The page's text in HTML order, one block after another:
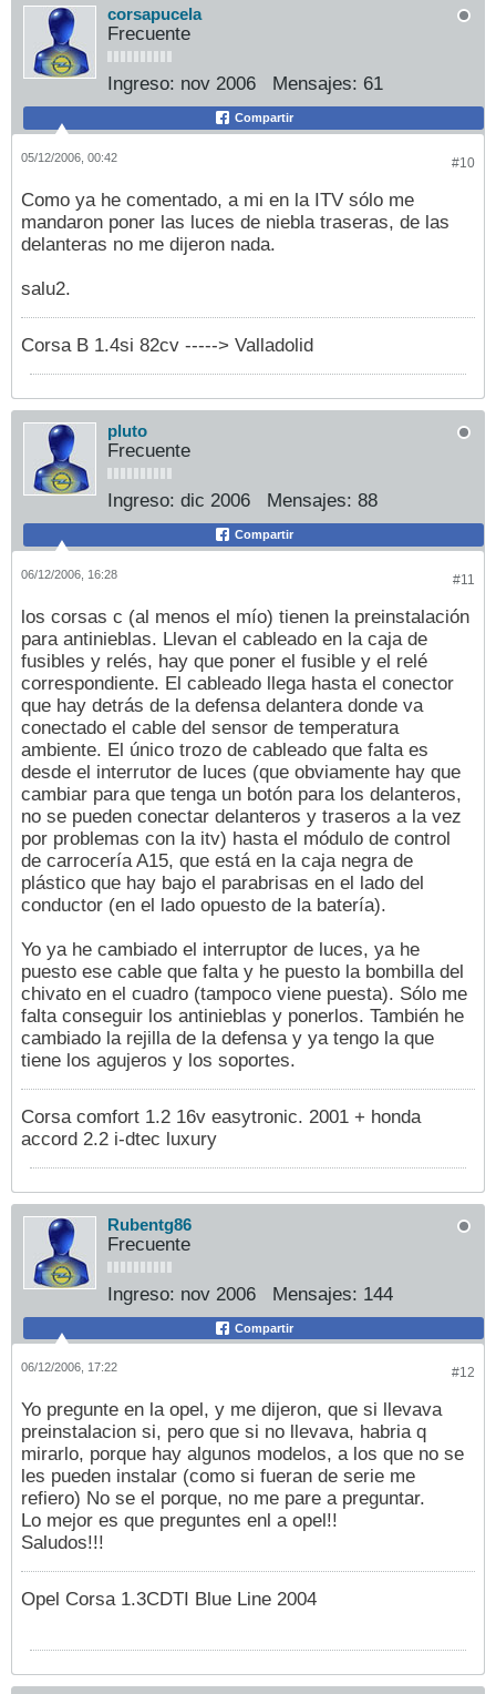
corsapucela
Frecuente
Ingreso: nov 2006 Mensajes: 61
Compartir
#10
05/12/2006, 00:42
Como ya he comentado, a mi en la ITV sólo me
mandaron poner las luces de niebla traseras, de las
delanteras no me dijeron nada.
salu2.
Corsa B 1.4si 82cv -----> Valladolid
pluto
Frecuente
Ingreso: dic 2006 Mensajes: 88
Compartir
#11
06/12/2006, 16:28
los corsas c (al menos el mío) tienen la preinstalación
para antinieblas. Llevan el cableado en la caja de
fusibles y relés, hay que poner el fusible y el relé
correspondiente. El cableado llega hasta el conector
que hay detrás de la defensa delantera donde va
conectado el cable del sensor de temperatura
ambiente. El único trozo de cableado que falta es
desde el interrutor de luces (que obviamente hay que
cambiar para que tenga un botón para los delanteros,
no se pueden conectar delanteros y traseros a la vez
por problemas con la itv) hasta el módulo de control
de carrocería A15, que está en la caja negra de
plástico que hay bajo el parabrisas en el lado del
conductor (en el lado opuesto de la batería).
Yo ya he cambiado el interruptor de luces, ya he
puesto ese cable que falta y he puesto la bombilla del
chivato en el cuadro (tampoco viene puesta). Sólo me
falta conseguir los antinieblas y ponerlos. También he
cambiado la rejilla de la defensa y ya tengo la que
tiene los agujeros y los soportes.
Corsa comfort 1.2 16v easytronic. 2001 + honda
accord 2.2 i-dtec luxury
Rubentg86
Frecuente
Ingreso: nov 2006 Mensajes: 144
Compartir
#12
06/12/2006, 17:22
Yo pregunte en la opel, y me dijeron, que si llevava
preinstalacion si, pero que si no llevava, habria q
mirarlo, porque hay algunos modelos, a los que no se
les pueden instalar (como si fueran de serie me
refiero) No se el porque, no me pare a preguntar.
Lo mejor es que preguntes enl a opel!!
Saludos!!!
Opel Corsa 1.3CDTI Blue Line 2004